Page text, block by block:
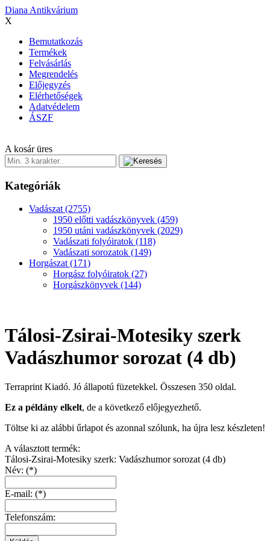
Diana Antikvárium
X
Bemutatkozás
Termékek
Felvásárlás
Megrendelés
Előjegyzés
Elérhetőségek
Adatvédelem
ÁSZF
A kosár üres
Kategóriák
Vadászat(2755)
1950 előtti vadászkönyvek (459)
1950 utáni vadászkönyvek (2029)
Vadászati folyóiratok (118)
Vadászati sorozatok (149)
Horgászat(171)
Horgász folyóiratok (27)
Horgászkönyvek (144)
Tálosi-Zsirai-Motesiky szerk
Vadászhumor sorozat (4 db)
Terraprint Kiadó. Jó állapotú füzetekkel. Összesen 350 oldal.
Ez a példány elkelt, de a következő előjegyezhető.
Töltse ki az alábbi űrlapot és azonnal szólunk, ha újra lesz készleten!
A választott termék:
Tálosi-Zsirai-Motesiky szerk: Vadászhumor sorozat (4 db)
Név: (*)
E-mail: (*)
Telefonszám: